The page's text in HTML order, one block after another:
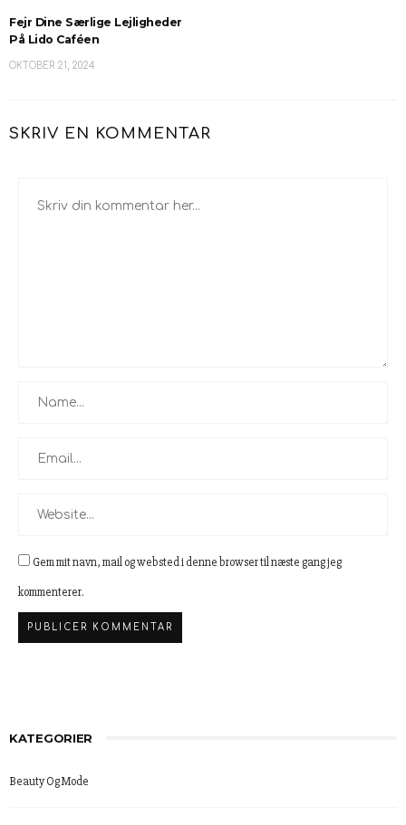
Fejr Dine Særlige Lejligheder
På Lido Caféen
OKTOBER 21, 2024
SKRIV EN KOMMENTAR
Gem mit navn, mail og websted i denne browser til næste gang jeg
kommenterer.
KATEGORIER
Beauty Og Mode